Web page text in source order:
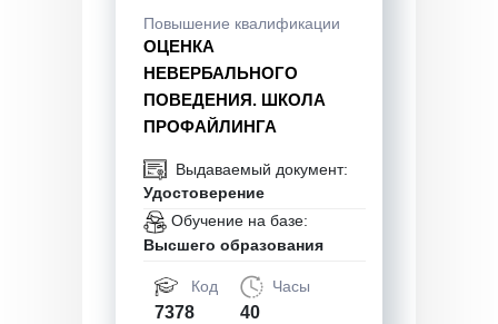
Повышение квалификации
ОЦЕНКА
НЕВЕРБАЛЬНОГО
ПОВЕДЕНИЯ. ШКОЛА
ПРОФАЙЛИНГА
Выдаваемый документ:
Удостоверение
Обучение на базе:
Высшего образования
Код
7378
Часы
40